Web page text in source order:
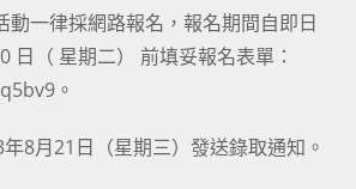
動一律採網路報名，報名期間自即日
日（ 星期二） 前填妥報名表單：
。
8月21日（星期三）發送錄取通知。